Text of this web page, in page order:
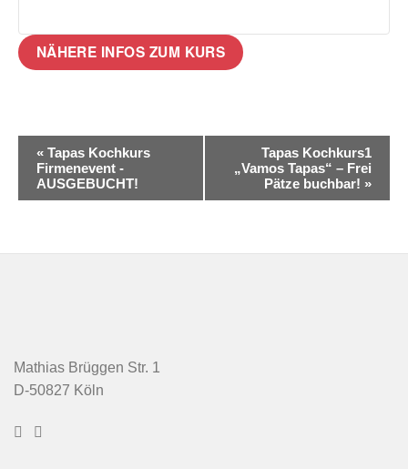
NÄHERE INFOS ZUM KURS
Veranstaltung
Navigation
« Tapas Kochkurs
Firmenevent -
AUSGEBUCHT!
Tapas Kochkurs1
„Vamos Tapas“ – Frei
Pätze buchbar! »
Mathias Brüggen Str. 1
D-50827 Köln